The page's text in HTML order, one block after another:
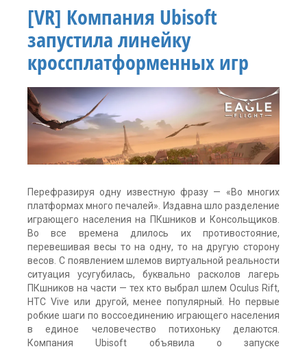
Studios,
HTC
Vive,
oculus
rift,
PSVR ,
виртуальная
реальность,
Игра
Оставить
комментарий
[VR] Компания Ubisoft
запустила линейку
кроссплатформенных игр
Перефразируя одну известную фразу — «Во многих
платформах много печалей». Издавна шло разделение
играющего населения на ПКшников и Консольщиков.
Во все времена длилось их противостояние,
перевешивая весы то на одну, то на другую сторону
весов. С появлением шлемов виртуальной реальности
ситуация усугубилась, буквально расколов лагерь
ПКшников на части — тех кто выбрал шлем Oculus Rift,
HTC Vive или другой, менее популярный. Но первые
робкие шаги по воссоединению играющего населения
в единое человечество потихоньку делаются.
Компания Ubisoft объявила о запуске